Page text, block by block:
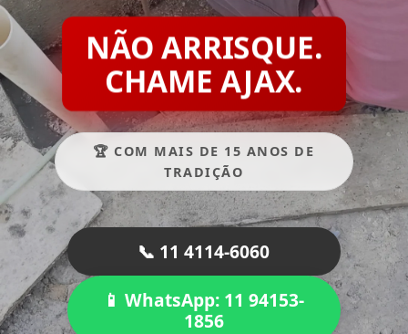
NÃO ARRISQUE.
CHAME AJAX.
🏆 COM MAIS DE 15 ANOS DE
TRADIÇÃO
📞 11 4114-6060
📱 WhatsApp: 11 94153-
1856